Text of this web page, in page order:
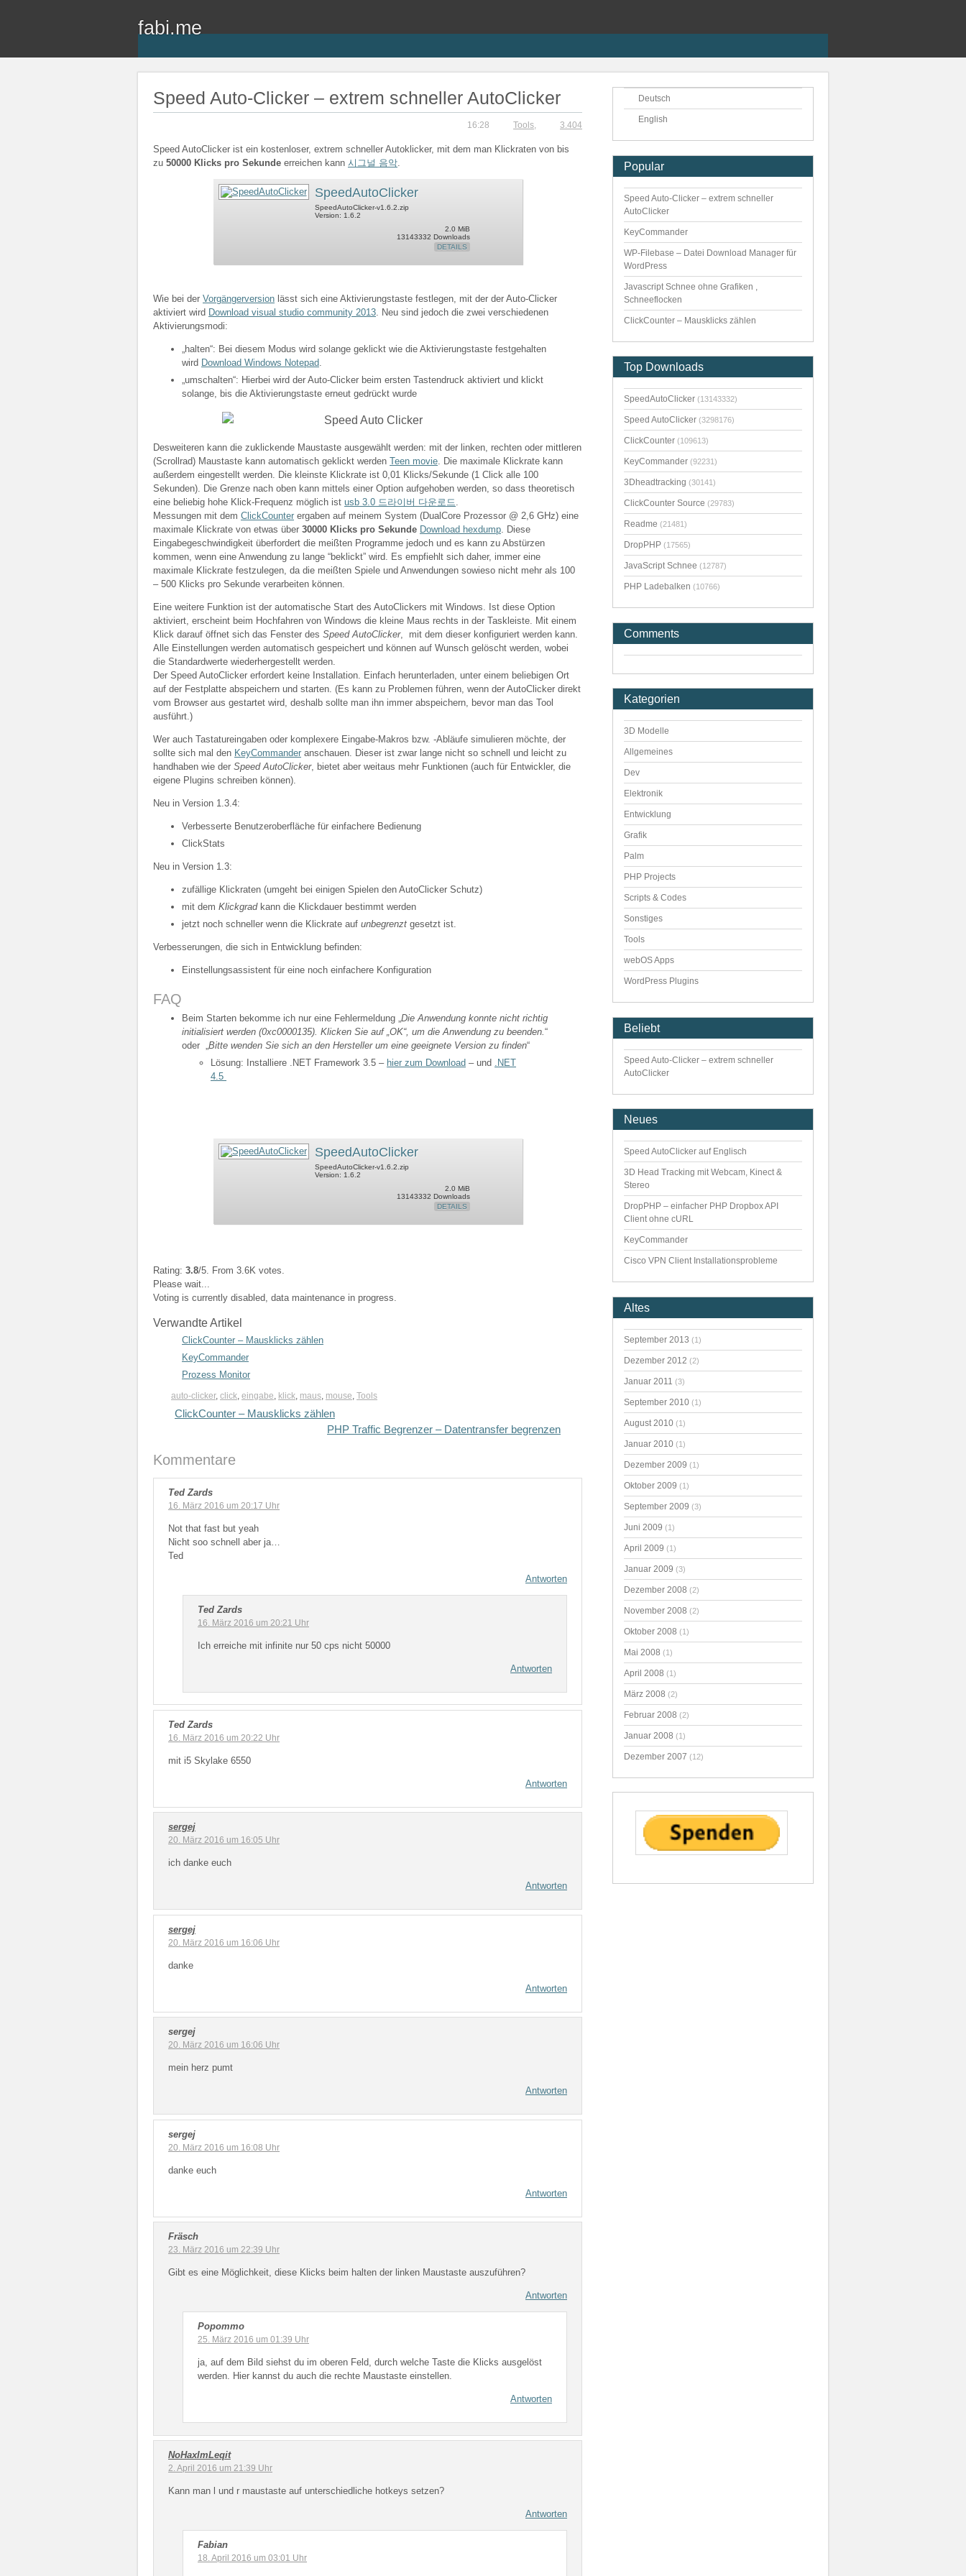
fabi.me
Speed Auto-Clicker – extrem schneller AutoClicker
16:28 Tools, 3.404
Speed AutoClicker ist ein kostenloser, extrem schneller Autoklicker, mit dem man Klickraten von bis
zu 50000 Klicks pro Sekunde erreichen kann 시그널 음악.
SpeedAutoClicker
SpeedAutoClicker-v1.6.2.zip
Version: 1.6.2
2.0 MiB
13143332 Downloads
DETAILS
Wie bei der Vorgängerversion lässt sich eine Aktivierungstaste festlegen, mit der der Auto-Clicker
aktiviert wird Download visual studio community 2013. Neu sind jedoch die zwei verschiedenen
Aktivierungsmodi:
„halten“: Bei diesem Modus wird solange geklickt wie die Aktivierungstaste festgehalten
wird Download Windows Notepad.
„umschalten“: Hierbei wird der Auto-Clicker beim ersten Tastendruck aktiviert und klickt
solange, bis die Aktivierungstaste erneut gedrückt wurde
Desweiteren kann die zuklickende Maustaste ausgewählt werden: mit der linken, rechten oder mittleren
(Scrollrad) Maustaste kann automatisch geklickt werden Teen movie. Die maximale Klickrate kann
außerdem eingestellt werden. Die kleinste Klickrate ist 0,01 Klicks/Sekunde (1 Click alle 100
Sekunden). Die Grenze nach oben kann mittels einer Option aufgehoben werden, so dass theoretisch
eine beliebig hohe Klick-Frequenz möglich ist usb 3.0 드라이버 다운로드.
Messungen mit dem ClickCounter ergaben auf meinem System (DualCore Prozessor @ 2,6 GHz) eine
maximale Klickrate von etwas über 30000 Klicks pro Sekunde Download hexdump. Diese
Eingabegeschwindigkeit überfordert die meißten Programme jedoch und es kann zu Abstürzen
kommen, wenn eine Anwendung zu lange “beklickt” wird. Es empfiehlt sich daher, immer eine
maximale Klickrate festzulegen, da die meißten Spiele und Anwendungen sowieso nicht mehr als 100
– 500 Klicks pro Sekunde verarbeiten können.
Eine weitere Funktion ist der automatische Start des AutoClickers mit Windows. Ist diese Option
aktiviert, erscheint beim Hochfahren von Windows die kleine Maus rechts in der Taskleiste. Mit einem
Klick darauf öffnet sich das Fenster des Speed AutoClicker, mit dem dieser konfiguriert werden kann.
Alle Einstellungen werden automatisch gespeichert und können auf Wunsch gelöscht werden, wobei
die Standardwerte wiederhergestellt werden.
Der Speed AutoClicker erfordert keine Installation. Einfach herunterladen, unter einem beliebigen Ort
auf der Festplatte abspeichern und starten. (Es kann zu Problemen führen, wenn der AutoClicker direkt
vom Browser aus gestartet wird, deshalb sollte man ihn immer abspeichern, bevor man das Tool
ausführt.)
Wer auch Tastatureingaben oder komplexere Eingabe-Makros bzw. -Abläufe simulieren möchte, der
sollte sich mal den KeyCommander anschauen. Dieser ist zwar lange nicht so schnell und leicht zu
handhaben wie der Speed AutoClicker, bietet aber weitaus mehr Funktionen (auch für Entwickler, die
eigene Plugins schreiben können).
Neu in Version 1.3.4:
Verbesserte Benutzeroberfläche für einfachere Bedienung
ClickStats
Neu in Version 1.3:
zufällige Klickraten (umgeht bei einigen Spielen den AutoClicker Schutz)
mit dem Klickgradkann die Klickdauer bestimmt werden
jetzt noch schneller wenn die Klickrate auf unbegrenzt gesetzt ist.
Verbesserungen, die sich in Entwicklung befinden:
Einstellungsassistent für eine noch einfachere Konfiguration
FAQ
Beim Starten bekomme ich nur eine Fehlermeldung „ Die Anwendung konnte nicht richtig
initialisiert werden (0xc0000135). Klicken Sie auf „OK“, um die Anwendung zu beenden. “
oder „ Bitte wenden Sie sich an den Hersteller um eine geeignete Version zu finden“
Lösung: Installiere .NET Framework 3.5 – hier zum Download – und
.NET
4.5
SpeedAutoClicker
SpeedAutoClicker-v1.6.2.zip
Version: 1.6.2
2.0 MiB
13143332 Downloads
DETAILS
Rating: 3.8/5. From 3.6K votes.
Please wait...
Voting is currently disabled, data maintenance in progress.
Verwandte Artikel
ClickCounter – Mausklicks zählen
KeyCommander
Prozess Monitor
auto-clicker, click, eingabe, klick, maus, mouse, Tools
ClickCounter – Mausklicks zählen
PHP Traffic Begrenzer – Datentransfer begrenzen
Kommentare
Ted Zards
16. März 2016 um 20:17 Uhr
Not that fast but yeah
Nicht soo schnell aber ja…
Ted
Antworten
Ted Zards
16. März 2016 um 20:21 Uhr
Ich erreiche mit infinite nur 50 cps nicht 50000
Antworten
Ted Zards
16. März 2016 um 20:22 Uhr
mit i5 Skylake 6550
Antworten
sergej
20. März 2016 um 16:05 Uhr
ich danke euch
Antworten
sergej
20. März 2016 um 16:06 Uhr
danke
Antworten
sergej
20. März 2016 um 16:06 Uhr
mein herz pumt
Antworten
sergej
20. März 2016 um 16:08 Uhr
danke euch
Antworten
Fräsch
23. März 2016 um 22:39 Uhr
Gibt es eine Möglichkeit, diese Klicks beim halten der linken Maustaste auszuführen?
Antworten
Popommo
25. März 2016 um 01:39 Uhr
ja, auf dem Bild siehst du im oberen Feld, durch welche Taste die Klicks ausgelöst
werden. Hier kannst du auch die rechte Maustaste einstellen.
Antworten
NoHaxImLeqit
2. April 2016 um 21:39 Uhr
Kann man l und r maustaste auf unterschiedliche hotkeys setzen?
Antworten
Fabian
18. April 2016 um 03:01 Uhr
Deutsch
English
Popular
Speed Auto-Clicker – extrem schneller
AutoClicker
KeyCommander
WP-Filebase – Datei Download Manager für
WordPress
Javascript Schnee ohne Grafiken ,
Schneeflocken
ClickCounter – Mausklicks zählen
Top Downloads
SpeedAutoClicker (13143332)
Speed AutoClicker (3298176)
ClickCounter (109613)
KeyCommander (92231)
3Dheadtracking (30141)
ClickCounter Source (29783)
Readme (21481)
DropPHP (17565)
JavaScript Schnee (12787)
PHP Ladebalken (10766)
Comments
Kategorien
3D Modelle
Allgemeines
Dev
Elektronik
Entwicklung
Grafik
Palm
PHP Projects
Scripts & Codes
Sonstiges
Tools
webOS Apps
WordPress Plugins
Beliebt
Speed Auto-Clicker – extrem schneller
AutoClicker
Neues
Speed AutoClicker auf Englisch
3D Head Tracking mit Webcam, Kinect &
Stereo
DropPHP – einfacher PHP Dropbox API
Client ohne cURL
KeyCommander
Cisco VPN Client Installationsprobleme
Altes
September 2013 (1)
Dezember 2012 (2)
Januar 2011 (3)
September 2010 (1)
August 2010 (1)
Januar 2010 (1)
Dezember 2009 (1)
Oktober 2009 (1)
September 2009 (3)
Juni 2009 (1)
April 2009 (1)
Januar 2009 (3)
Dezember 2008 (2)
November 2008 (2)
Oktober 2008 (1)
Mai 2008 (1)
April 2008 (1)
März 2008 (2)
Februar 2008 (2)
Januar 2008 (1)
Dezember 2007 (12)